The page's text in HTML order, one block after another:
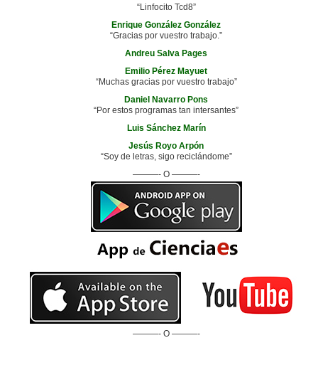
“Linfocito Tcd8”
Enrique González González
“Gracias por vuestro trabajo.”
Andreu Salva Pages
Emilio Pérez Mayuet
“Muchas gracias por vuestro trabajo”
Daniel Navarro Pons
“Por estos programas tan intersantes”
Luis Sánchez Marín
Jesús Royo Arpón
“Soy de letras, sigo reciclándome”
———- O ———-
———- O ———-